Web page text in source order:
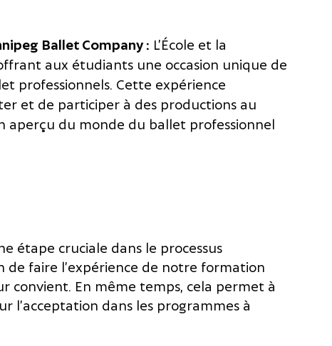
Ballet Company : L’École et la
aux étudiants une occasion unique de
professionnels. Cette expérience
et de participer à des productions au
aperçu du monde du ballet professionnel
étape cruciale dans le processus
de faire l’expérience de notre formation
convient. En même temps, cela permet à
l’acceptation dans les programmes à